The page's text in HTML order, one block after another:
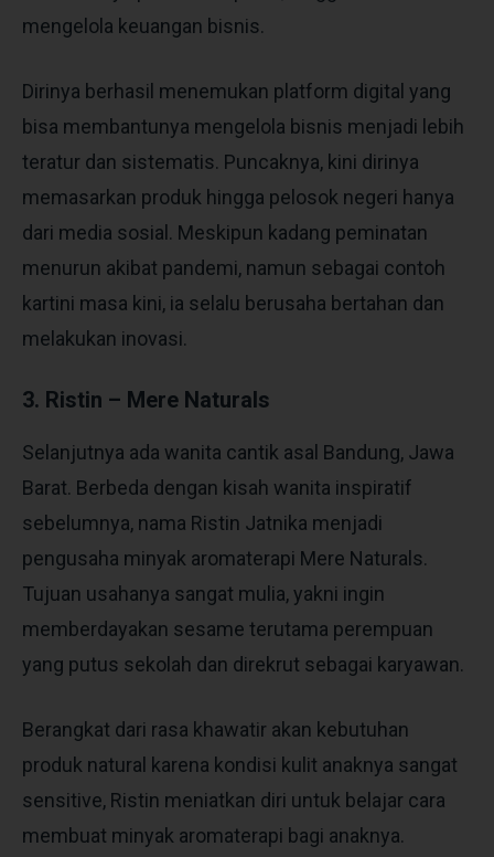
mengelola keuangan bisnis.
Dirinya berhasil menemukan platform digital yang
bisa membantunya mengelola bisnis menjadi lebih
teratur dan sistematis. Puncaknya, kini dirinya
memasarkan produk hingga pelosok negeri hanya
dari media sosial. Meskipun kadang peminatan
menurun akibat pandemi, namun sebagai contoh
kartini masa kini, ia selalu berusaha bertahan dan
melakukan inovasi.
3. Ristin – Mere Naturals
Selanjutnya ada wanita cantik asal Bandung, Jawa
Barat. Berbeda dengan kisah wanita inspiratif
sebelumnya, nama Ristin Jatnika menjadi
pengusaha minyak aromaterapi Mere Naturals.
Tujuan usahanya sangat mulia, yakni ingin
memberdayakan sesame terutama perempuan
yang putus sekolah dan direkrut sebagai karyawan.
Berangkat dari rasa khawatir akan kebutuhan
produk natural karena kondisi kulit anaknya sangat
sensitive, Ristin meniatkan diri untuk belajar cara
membuat minyak aromaterapi bagi anaknya.